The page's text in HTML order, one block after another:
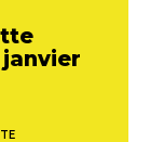
janvier